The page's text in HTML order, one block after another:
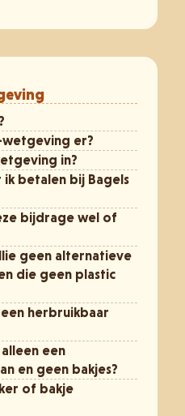
wetgeving er?
in?
betalen bij Bagels
bijdrage wel of
geen alternatieve
die geen plastic
herbruikbaar
een
en geen bakjes?
of bakje